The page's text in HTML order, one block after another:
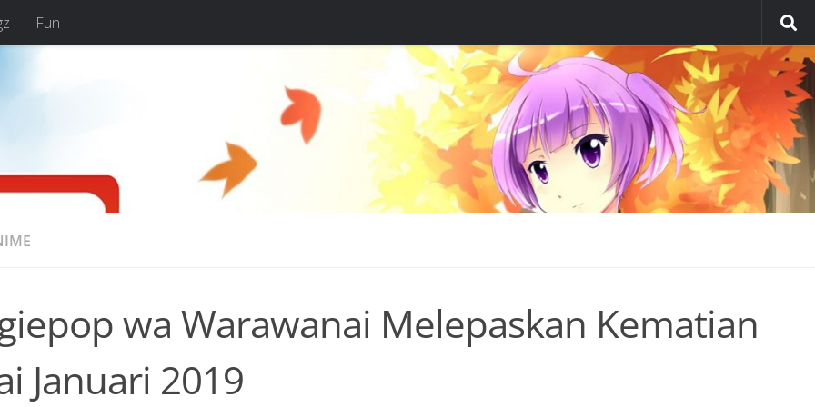
Fun
wa Warawanai Melepaskan Kematian
Januari 2019